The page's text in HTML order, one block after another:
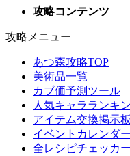
攻略コンテンツ
攻略メニュー
あつ森攻略TOP
美術品一覧
カブ価予測ツール
人気キャラランキ
アイテム交換掲示板
イベントカレンダー
全レシピチェッカー